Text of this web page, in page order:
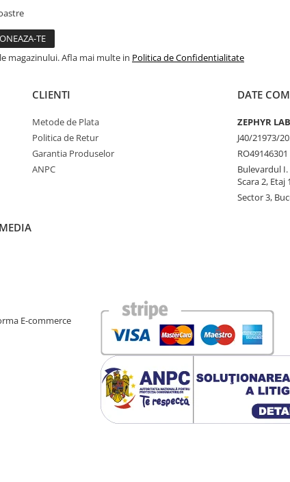
despre necesitatea schimbării
indică partea din faţă a chilotului.
de incontinenţă mixtă (urinară şi
se face în funcţie de dimensiunile
magazinului. Afla mai multe in Politica de Confidentialitate
CLIENTI
Metode de Plata
Politica de Retur
Garantia Produselor
ANPC
DATE
ZEPHYR
J40/21973/
RO49146301
Bulevardul I.
Scara 2, Etaj
Sector 3,
E-commerce